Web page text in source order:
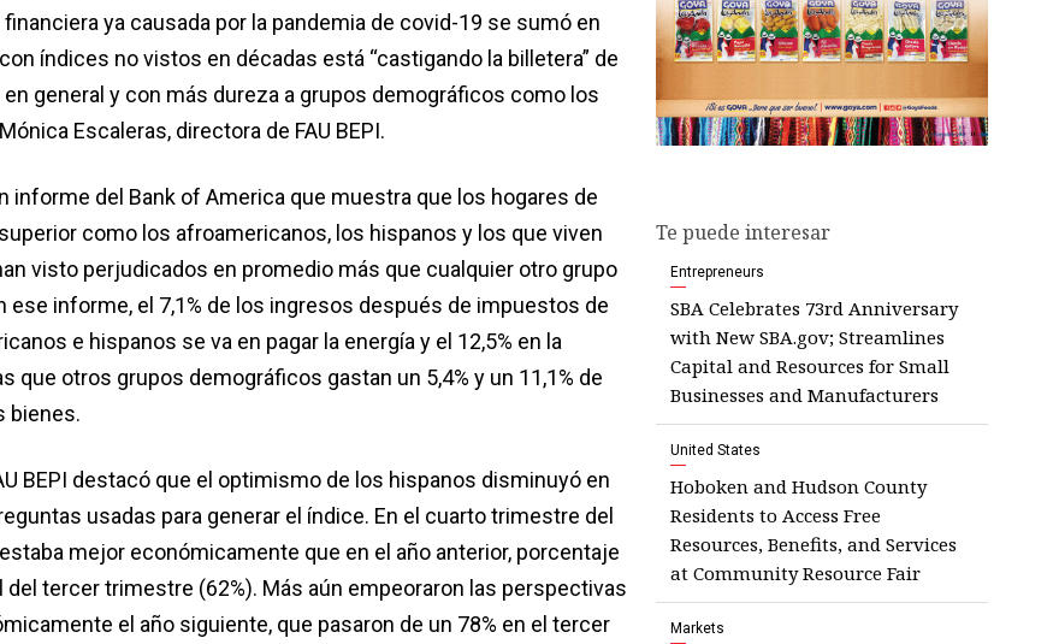
financiera ya causada por la pandemia de covid-19 se sumó en
índices no vistos en décadas está “castigando la billetera” de
general y con más dureza a grupos demográficos como los
Escaleras, directora de FAU BEPI.
informe del Bank of America que muestra que los hogares de
como los afroamericanos, los hispanos y los que viven
visto perjudicados en promedio más que cualquier otro grupo
ese informe, el 7,1% de los ingresos después de impuestos de
e hispanos se va en pagar la energía y el 12,5% en la
que otros grupos demográficos gastan un 5,4% y un 11,1% de
bienes.
BEPI destacó que el optimismo de los hispanos disminuyó en
usadas para generar el índice. En el cuarto trimestre del
mejor económicamente que en el año anterior, porcentaje
tercer trimestre (62%). Más aún empeoraron las perspectivas
el año siguiente, que pasaron de un 78% en el tercer
Te puede interesar
Entrepreneurs
SBA Celebrates 73rd Anniversary
with New SBA.gov; Streamlines
Capital and Resources for Small
Businesses and Manufacturers
United States
Hoboken and Hudson County
Residents to Access Free
Resources, Benefits, and Services
at Community Resource Fair
Markets